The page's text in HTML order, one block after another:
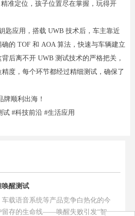
准定位，孩子位置尽在掌握，玩得开
匙应用，搭载 UWB 技术后，车主靠近
的 TOF 和 AOA 算法，快速与车辆建立
后离不开 UWB 测试技术的严格把关，
度，每个环节都经过精细测试，确保了
牌顺利出海！
#科技前沿 #生活应用
唤醒测试
载语音系统等产品竞争白热化的今
留存的生命线——唤醒失败引发“智